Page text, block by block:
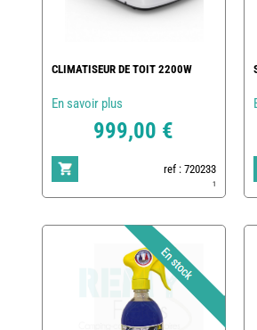
CLIMATISEUR DE TOIT 2200W
En savoir plus
999,00 €
ref : 720233
1